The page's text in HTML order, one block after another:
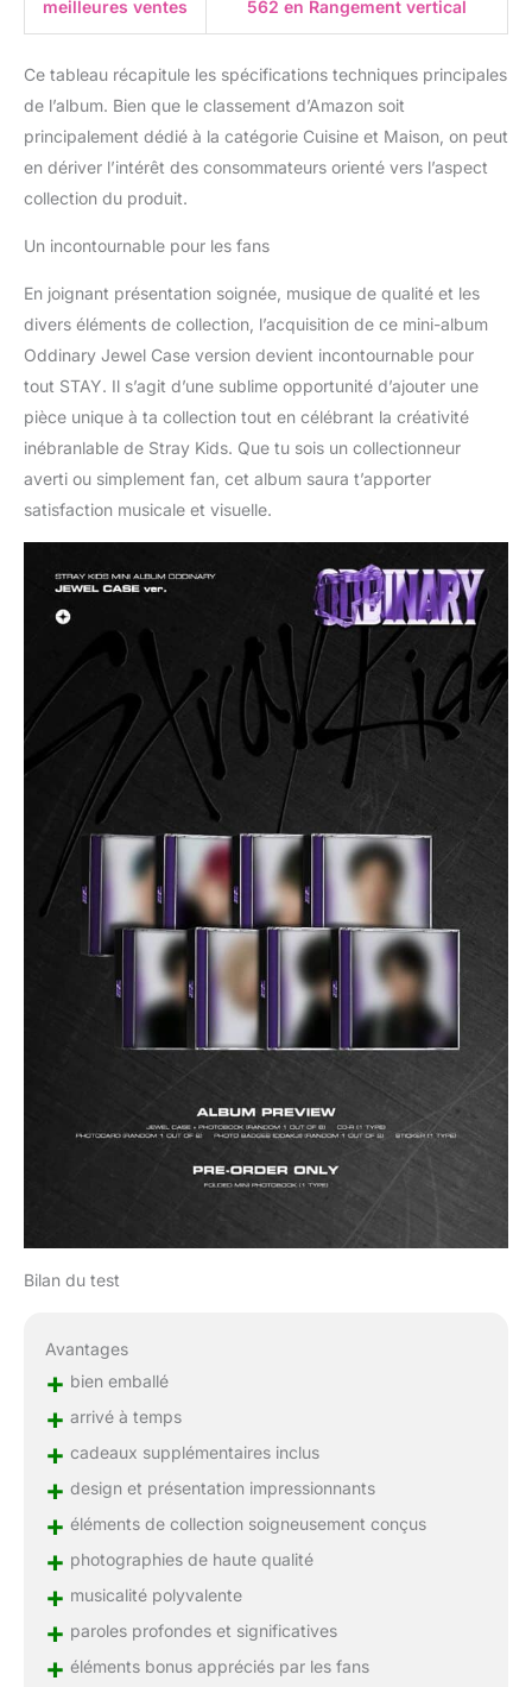
meilleures ventes 562 en Rangement vertical
Ce tableau récapitule les spécifications techniques principales
de l’album. Bien que le classement d’Amazon soit
principalement dédié à la catégorie Cuisine et Maison, on peut
en dériver l’intérêt des consommateurs orienté vers l’aspect
collection du produit.
Un incontournable pour les fans
En joignant présentation soignée, musique de qualité et les
divers éléments de collection, l’acquisition de ce mini-album
Oddinary Jewel Case version devient incontournable pour
tout STAY. Il s’agit d’une sublime opportunité d’ajouter une
pièce unique à ta collection tout en célébrant la créativité
inébranlable de Stray Kids. Que tu sois un collectionneur
averti ou simplement fan, cet album saura t’apporter
satisfaction musicale et visuelle.
Bilan du test
Avantages
+ bien emballé
+ arrivé à temps
+ cadeaux supplémentaires inclus
+ design et présentation impressionnants
+ éléments de collection soigneusement conçus
+ photographies de haute qualité
+ musicalité polyvalente
+ paroles profondes et significatives
+ éléments bonus appréciés par les fans